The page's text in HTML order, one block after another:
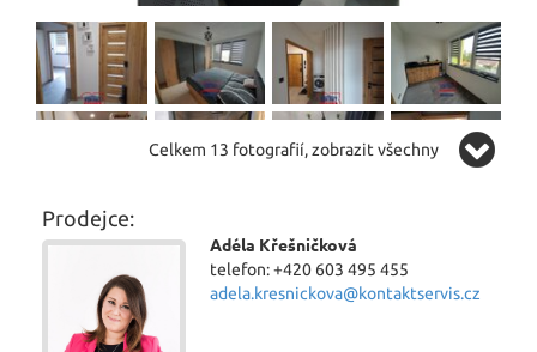
Celkem 13 fotografií, zobrazit všechny
Prodejce:
Adéla Křešničková
telefon: +420 603 495 455
adela.kresnickova@kontaktservis.cz